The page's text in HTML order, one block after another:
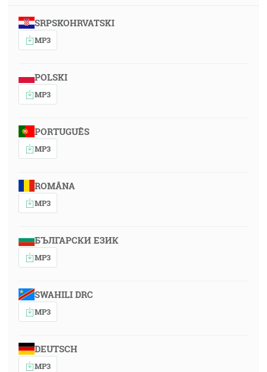
SRPSKOHRVATSKI
MP3
POLSKI
MP3
PORTUGUÊS
MP3
ROMÂNA
MP3
БЪЛГАРСКИ ЕЗИК
MP3
SWAHILI DRC
MP3
DEUTSCH
MP3